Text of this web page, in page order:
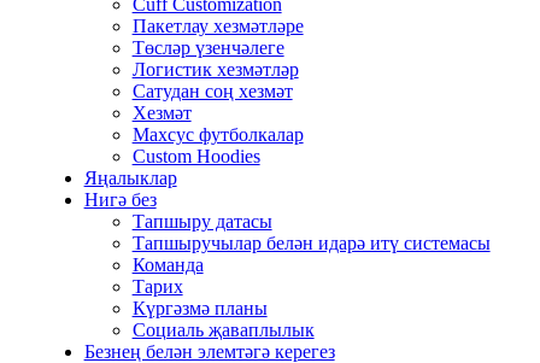
Cuff Customization
Пакетлау хезмәтләре
Төсләр үзенчәлеге
Логистик хезмәтләр
Сатудан соң хезмәт
Хезмәт
Махсус футболкалар
Custom Hoodies
Яңалыклар
Нигә без
Тапшыру датасы
Тапшыручылар белән идарә итү системасы
Команда
Тарих
Күргәзмә планы
Социаль җаваплылык
Безнең белән элемтәгә керегез